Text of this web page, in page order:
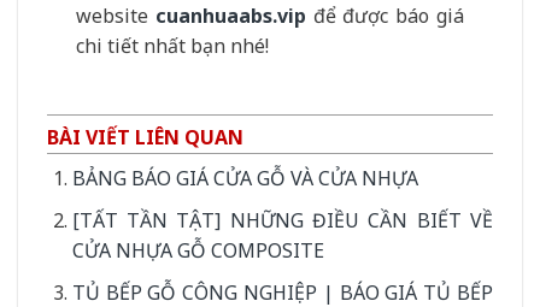
website cuanhuaabs.vip để được báo giá
chi tiết nhất bạn nhé!
BÀI VIẾT LIÊN QUAN
BẢNG BÁO GIÁ CỬA GỖ VÀ CỬA NHỰA
[TẤT TẦN TẬT] NHỮNG ĐIỀU CẦN BIẾT VỀ
CỬA NHỰA GỖ COMPOSITE
TỦ BẾP GỖ CÔNG NGHIỆP | BÁO GIÁ TỦ BẾP